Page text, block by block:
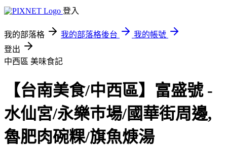
登入
我的部落格 我的部落格後台
我的帳號
登出
中西區 美味食記
【台南美食/中西區】富盛號 -
水仙宮/永樂巿場/國華街周邊,
魯肥肉碗粿/旗魚焿湯